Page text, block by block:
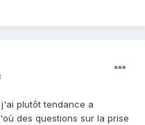
j'ai plutôt tendance a
des questions sur la prise